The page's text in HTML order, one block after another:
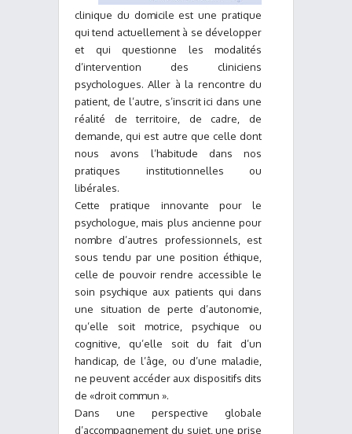
clinique du domicile est une pratique
qui tend actuellement à se développer
et qui questionne les modalités
d’intervention des cliniciens
psychologues. Aller à la rencontre du
patient, de l’autre, s’inscrit ici dans une
réalité de territoire, de cadre, de
demande, qui est autre que celle dont
nous avons l’habitude dans nos
pratiques institutionnelles ou
libérales.
Cette pratique innovante pour le
psychologue, mais plus ancienne pour
nombre d’autres professionnels, est
sous tendu par une position éthique,
celle de pouvoir rendre accessible le
soin psychique aux patients qui dans
une situation de perte d’autonomie,
qu’elle soit motrice, psychique ou
cognitive, qu’elle soit du fait d’un
handicap, de l’âge, ou d’une maladie,
ne peuvent accéder aux dispositifs dits
de «droit commun ».
Dans une perspective globale
d’accompagnement du sujet, une prise